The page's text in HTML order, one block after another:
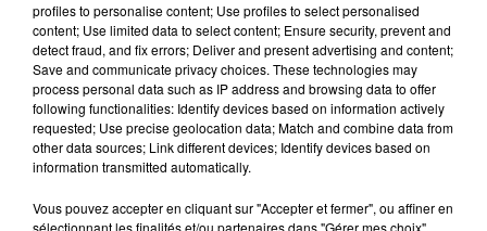
4 août 2026
HÉRAULT, PYRÉNÉES-ORIENTALES : TROIS
Pas besoin de bouteilles de plongée lourdes ni de diplômes
profiles to personalise content; Use profiles to select personalised
content; Use limited data to select content; Ensure security, prevent and
detect fraud, and fix errors; Deliver and present advertising and content;
Save and communicate privacy choices. These technologies may
process personal data such as IP address and browsing data to offer
following functionalities: Identify devices based on information actively
requested; Use precise geolocation data; Match and combine data from
other data sources; Link different devices; Identify devices based on
information transmitted automatically.
Vous pouvez accepter en cliquant sur "Accepter et fermer", ou affiner en
sélectionnant les finalités et/ou partenaires dans "Gérer mes choix".